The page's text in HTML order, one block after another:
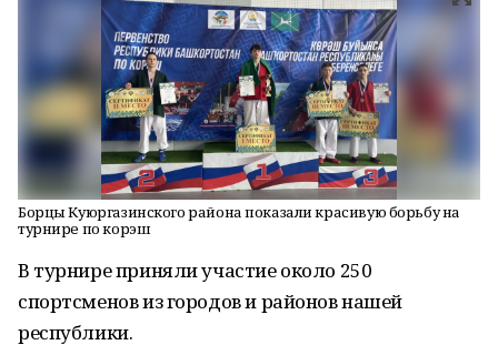
Борцы Куюргазинского района показали красивую борьбу на
турнире по корэш
В турнире приняли участие около 250
спортсменов из городов и районов нашей
республики.